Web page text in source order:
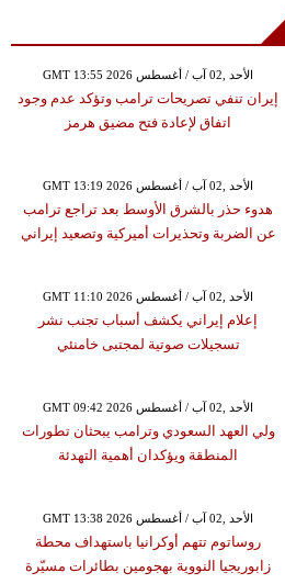
GMT 13:55 2026 الأحد ,02 آب / أغسطس
إيران تنفي تصريحات ترامب وتؤكد عدم وجود
اتفاق لإعادة فتح مضيق هرمز
GMT 13:19 2026 الأحد ,02 آب / أغسطس
هدوء حذر بالشرق الأوسط بعد تراجع ترامب
عن الضربة وتحذيرات أميركية وتصعيد إيراني
GMT 11:10 2026 الأحد ,02 آب / أغسطس
إعلام إيراني يكشف أسباب تجنب نشر
تسجيلات صوتية لمجتبى خامنئي
GMT 09:42 2026 الأحد ,02 آب / أغسطس
ولي العهد السعودي وترامب يبحثان تطورات
المنطقة ويؤكدان أهمية التهدئة
GMT 13:38 2026 الأحد ,02 آب / أغسطس
روساتوم تتهم أوكرانيا باستهداف محطة
زابوريجيا النووية بهجومين بطائرات مسيّرة